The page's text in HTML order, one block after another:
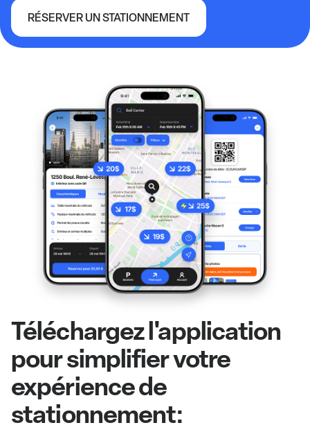
RÉSERVER UN STATIONNEMENT
Téléchargez l'application
pour simplifier votre
expérience de
stationnement: